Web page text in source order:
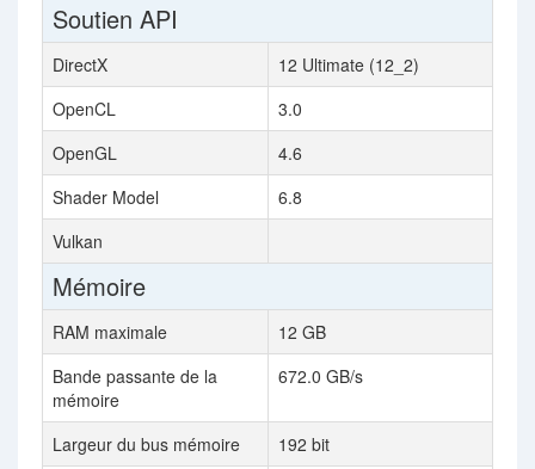
Soutien API
DirectX
12 Ultimate (12_2)
OpenCL
3.0
OpenGL
4.6
Shader Model
6.8
Vulkan
Mémoire
RAM maximale
12 GB
Bande passante de la
mémoire
672.0 GB/s
Largeur du bus mémoire
192 bit